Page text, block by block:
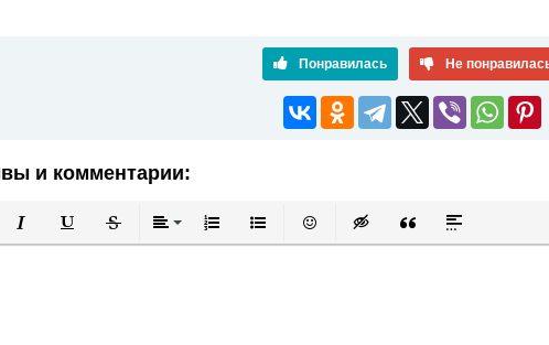
Понравилась Не
и комментарии:
КурсивПодчеркнутый
ЗачеркнутыйВыравнивание
Нумерованный список
Маркированный список
Вставить смайлик
Вставка скрытого текста
Вставка цитаты
Вставка